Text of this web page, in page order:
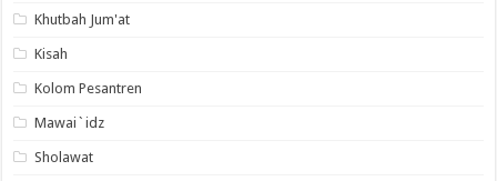
Khutbah Jum'at
Kisah
Kolom Pesantren
Mawai`idz
Sholawat